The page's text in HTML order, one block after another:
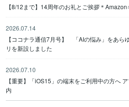
【8/12まで】14周年のお礼とご挨拶＊
2026.07.14
【ココナラ通信7月号】 「AIの悩み」をあら
リを新設しました
2026.07.10
【重要】「iOS15」の端末をご利用中の方へ
内